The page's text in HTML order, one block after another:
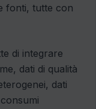
fonti, tutte con
di integrare
dati di qualità
dati